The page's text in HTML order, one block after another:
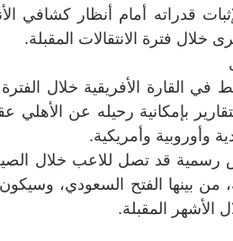
قدراته أمام أنظار كشافي
خلال فترة الانتقالات المقبلة.
القارة الأفريقية خلال الفترة
بإمكانية رحيله عن الأهلي
وأوروبية وأمريكية.
قد تصل للاعب خلال
من بينها الفتح السعودي،
الأشهر المقبلة.